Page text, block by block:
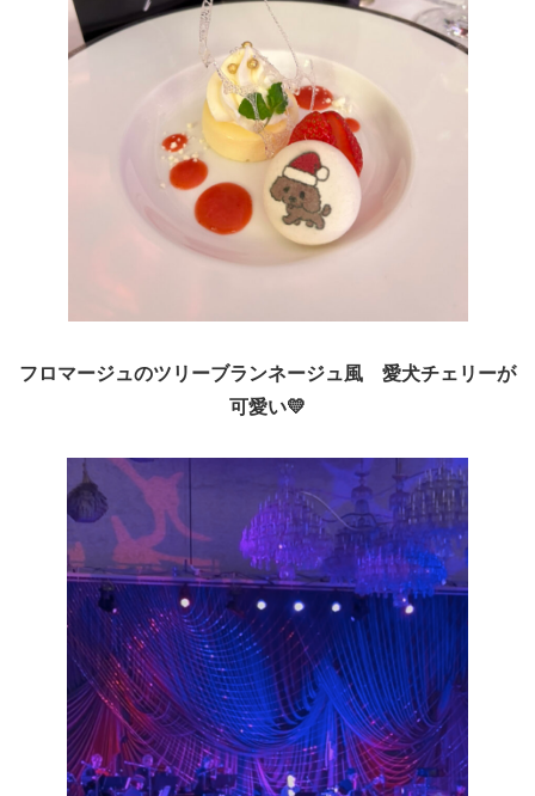
フロマージュのツリーブランネージュ風 愛犬チェリーが
可愛い💛